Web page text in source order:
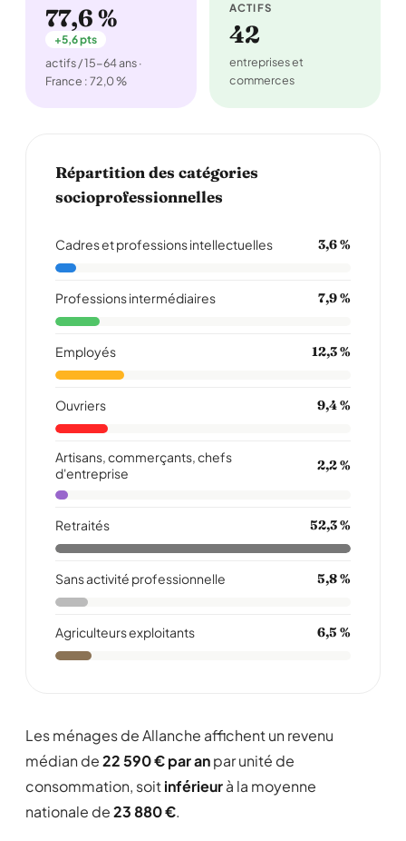
77,6 %
+5,6 pts
actifs / 15-64 ans ·
France : 72,0 %
ACTIFS
42
entreprises et
commerces
Répartition des catégories
socioprofessionnelles
Cadres et professions intellectuelles 3,6 %
Professions intermédiaires 7,9 %
Employés 12,3 %
Ouvriers 9,4 %
Artisans, commerçants, chefs
d'entreprise
2,2 %
Retraités 52,3 %
Sans activité professionnelle 5,8 %
Agriculteurs exploitants 6,5 %
Les ménages de Allanche affichent un revenu
médian de22 590 € par anpar unité de
consommation, soitinférieurà la moyenne
nationale de23 880 €.